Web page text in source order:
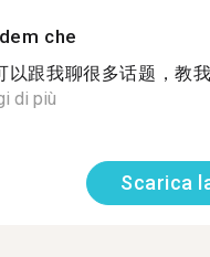
che
以跟我聊很多话题，教
di più
Scarica